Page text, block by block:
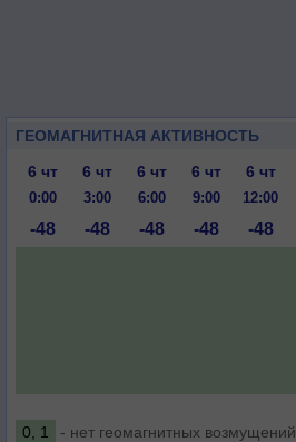
ГЕОМАГНИТНАЯ АКТИВНОСТЬ
6 чт
6 чт 6 чт 6 чт 6 чт
0:00 3:00 6:00 9:00 12:00
-48 -48 -48 -48 -48
0, 1
- нет геомагнитных возмущений